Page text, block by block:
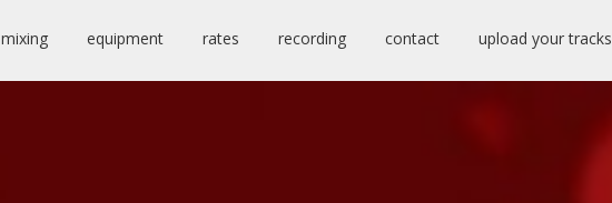
mixing equipment rates recording contact upload your tracks